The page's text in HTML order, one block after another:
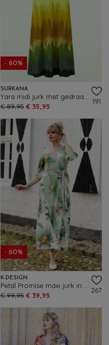
- 60%
SURKANA
€ 89,95 € 35,95
191
- 60%
K-DESIGN
€ 99,95 € 39,95
267